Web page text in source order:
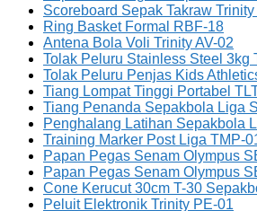
Scoreboard Sepak Takraw
Ring Basket Formal RBF-18
Antena Bola Voli Trinity AV-02
Tolak Peluru Stainless Steel 3kg
Tolak Peluru Penjas Kids
Tiang Lompat Tinggi Portabel
Tiang Penanda Sepakbola Liga
Penghalang Latihan Sepakbola
Training Marker Post Liga TMP-
Papan Pegas Senam Olympus
Papan Pegas Senam Olympus
Cone Kerucut 30cm T-30
Peluit Elektronik Trinity PE-01